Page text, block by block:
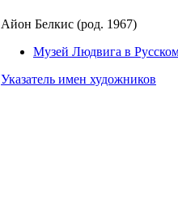
Айон Белкис (род. 1967)
Музей Людвига в
Указатель имен художников